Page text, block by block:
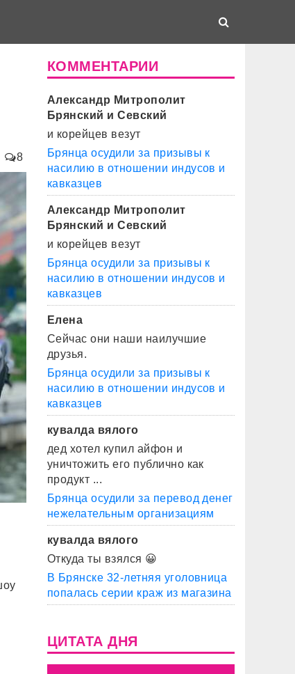
8
КОММЕНТАРИИ
Александр Митрополит
Брянский и Севский
и корейцев везут
Брянца осудили за призывы к
насилию в отношении индусов и
кавказцев
Александр Митрополит
Брянский и Севский
и корейцев везут
Брянца осудили за призывы к
насилию в отношении индусов и
кавказцев
Елена
Сейчас они наши наилучшие
друзья.
Брянца осудили за призывы к
насилию в отношении индусов и
кавказцев
кувалда вялого
дед хотел купил айфон и
уничтожить его публично как
продукт ...
Брянца осудили за перевод денег
нежелательным организациям
кувалда вялого
Откуда ты взялся 😀
В Брянске 32-летняя уголовница
попалась серии краж из магазина
ЦИТАТА ДНЯ